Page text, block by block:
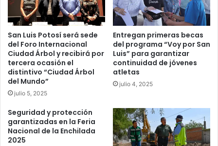
San Luis Potosí será sede
del Foro Internacional
Ciudad Árbol y recibirá por
tercera ocasión el
distintivo “Ciudad Árbol
del Mundo”
julio 5, 2025
Entregan primeras becas
del programa “Voy por San
Luis” para garantizar
continuidad de jóvenes
atletas
julio 4, 2025
Seguridad y protección
garantizadas en la Feria
Nacional de la Enchilada
2025